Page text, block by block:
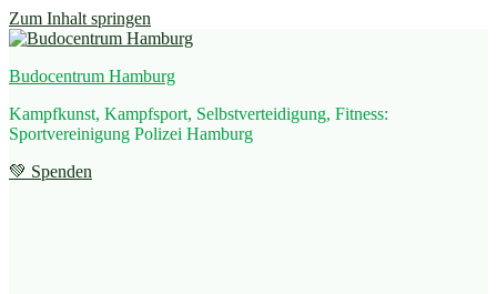
Zum Inhalt springen
Budocentrum Hamburg
Kampfkunst, Kampfsport, Selbstverteidigung, Fitness:
Sportvereinigung Polizei Hamburg
💚 Spenden